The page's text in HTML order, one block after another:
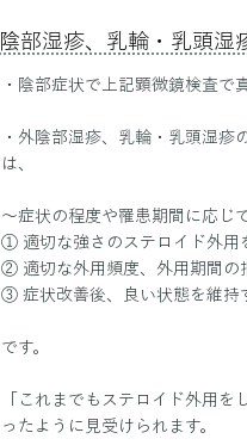
陰部湿疹、乳輪・乳頭湿
・陰部症状で上記顕微鏡検査で
・外陰部湿疹、乳輪・乳頭湿疹
は、
〜症状の程度や罹患期間に応じ
① 適切な強さのステロイド外用
② 適切な外用頻度、外用期間の
③ 症状改善後、良い状態を維持
です。
「これまでもステロイド外用
ったように見受けられます。